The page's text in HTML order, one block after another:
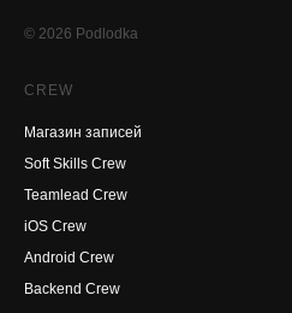
© 2026 Podlodka
CREW
Магазин записей
Soft Skills Crew
Teamlead Crew
iOS Crew
Android Crew
Backend Crew